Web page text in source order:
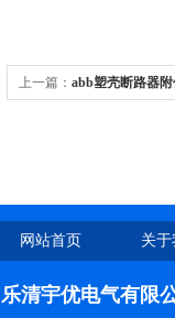
上一篇： abb塑壳断路器
网站首页 关
乐清宇优电气有限